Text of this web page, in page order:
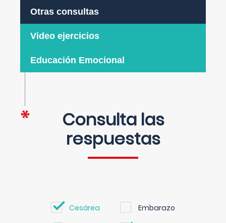
Otras consultas
Video ejercicios
Educación Emocional
Consulta las
respuestas
Cesárea Embarazo